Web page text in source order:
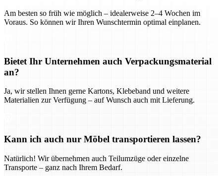
Am besten so früh wie möglich – idealerweise 2–4 Wochen im
Voraus. So können wir Ihren Wunschtermin optimal einplanen.
Bietet Ihr Unternehmen auch Verpackungsmaterial
an?
Ja, wir stellen Ihnen gerne Kartons, Klebeband und weitere
Materialien zur Verfügung – auf Wunsch auch mit Lieferung.
Kann ich auch nur Möbel transportieren lassen?
Natürlich! Wir übernehmen auch Teilumzüge oder einzelne
Transporte – ganz nach Ihrem Bedarf.